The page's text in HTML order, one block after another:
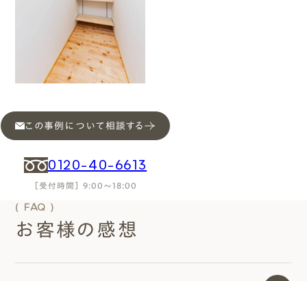
この事例について相談する
0120-40-6613
［受付時間］ 9:00～18:00
( FAQ )
お客様の感想